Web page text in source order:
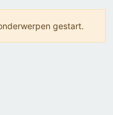
gestart.